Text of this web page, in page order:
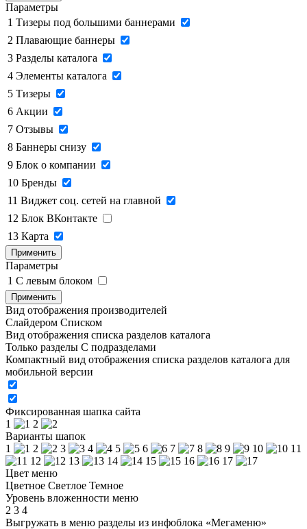
Параметры
1 Тизеры под большими баннерами
2 Плавающие баннеры
3 Разделы каталога
4 Элементы каталога
5 Тизеры
6 Акции
7 Отзывы
8 Баннеры снизу
9 Блок о компании
10 Бренды
11 Виджет соц. сетей на главной
12 Блок ВКонтакте
13 Карта
Применить
Параметры
1 C левым блоком
Применить
Вид отображения производителей
Слайдером Списком
Вид отображения списка разделов каталога
Только разделы С подразделами
Компактный вид отображения списка разделов каталога для
мобильной версии
Фиксированная шапка сайта
1
2
Варианты шапок
1
2 3 4 5 6 7 8 9 10
11
12
13 14 15 16
17
Цвет меню
Цветное Светлое Темное
Уровень вложенности меню
2 3 4
Выгружать в меню разделы из инфоблока «Мегаменю»